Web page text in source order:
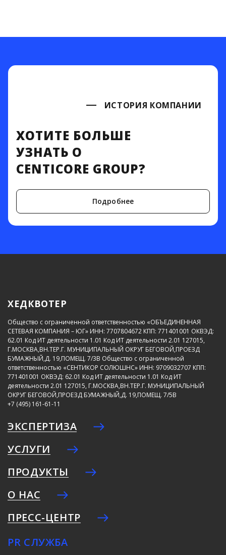
ИСТОРИЯ КОМПАНИИ
ХОТИТЕ БОЛЬШЕ
УЗНАТЬ О
CENTICORE GROUP?
Подробнее
ХЕДКВОТЕР
Общество с ограниченной ответственностью «ОБЪЕДИНЕННАЯ
СЕТЕВАЯ КОМПАНИЯ – ЮГ» ИНН: 7707804672 КПП: 771401001 ОКВЭД:
62.01 Код ИТ деятельности 1.01 Код ИТ деятельности 2.01 127015,
Г.МОСКВА,ВН.ТЕР.Г. МУНИЦИПАЛЬНЫЙ ОКРУГ БЕГОВОЙ,ПРОЕЗД
БУМАЖНЫЙ,Д. 19,ПОМЕЩ. 7/3В Общество с ограниченной
ответственностью «СЕНТИКОР СОЛЮШНС» ИНН: 9709032707 КПП:
771401001 ОКВЭД: 62.01 Код ИТ деятельности 1.01 Код ИТ
деятельности 2.01 127015, Г.МОСКВА,ВН.ТЕР.Г. МУНИЦИПАЛЬНЫЙ
ОКРУГ БЕГОВОЙ,ПРОЕЗД БУМАЖНЫЙ,Д. 19,ПОМЕЩ. 7/5В
+7 (495) 161-61-11
ЭКСПЕРТИЗА
УСЛУГИ
ПРОДУКТЫ
О НАС
ПРЕСС-ЦЕНТР
PR СЛУЖБА